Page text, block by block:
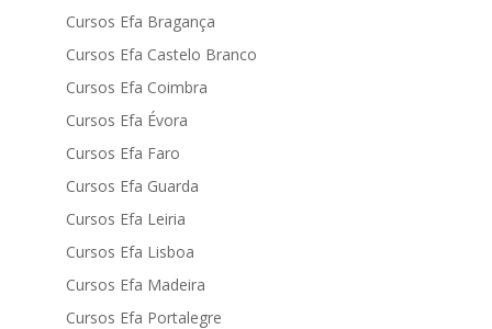
Cursos Efa Bragança
Cursos Efa Castelo Branco
Cursos Efa Coimbra
Cursos Efa Évora
Cursos Efa Faro
Cursos Efa Guarda
Cursos Efa Leiria
Cursos Efa Lisboa
Cursos Efa Madeira
Cursos Efa Portalegre